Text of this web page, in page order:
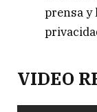
prensa y
VIDEO